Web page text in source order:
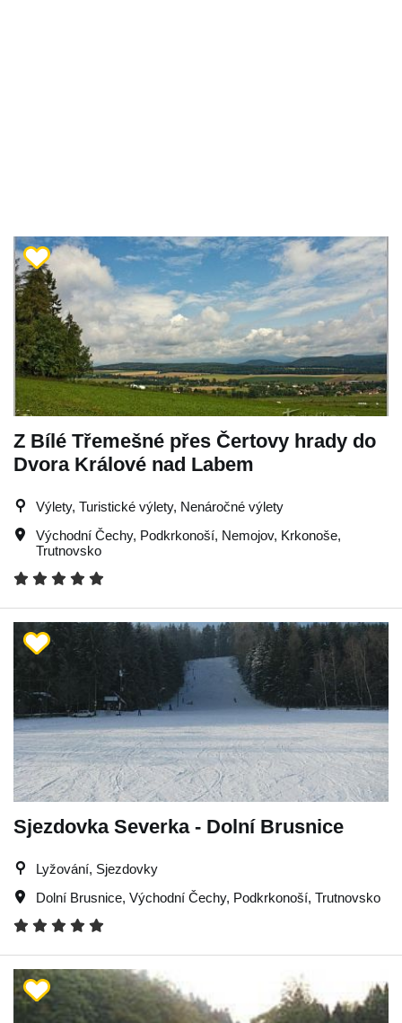
Z Bílé Třemešné přes Čertovy hrady do
Dvora Králové nad Labem
Výlety, Turistické výlety, Nenáročné výlety
Východní Čechy, Podkrkonoší, Nemojov, Krkonoše,
Trutnovsko
Sjezdovka Severka - Dolní Brusnice
Lyžování, Sjezdovky
Dolní Brusnice, Východní Čechy, Podkrkonoší, Trutnovsko